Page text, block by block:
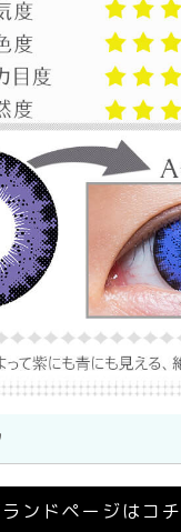
ンドページはコ